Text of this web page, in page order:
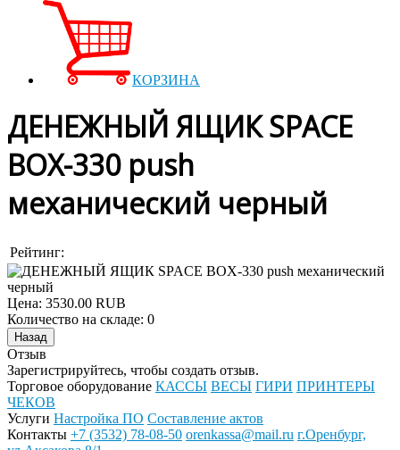
КОРЗИНА
ДЕНЕЖНЫЙ ЯЩИК SPACE
BOX-330 push
механический черный
Рейтинг:
Цена: 3530.00 RUB
Количество на складе: 0
Отзыв
Зарегистрируйтесь, чтобы создать отзыв.
Торговое оборудование КАССЫ ВЕСЫ ГИРИ ПРИНТЕРЫ
ЧЕКОВ
Услуги Настройка ПО Составление актов
Контакты +7 (3532) 78-08-50 orenkassa@mail.ru г.Оренбург,